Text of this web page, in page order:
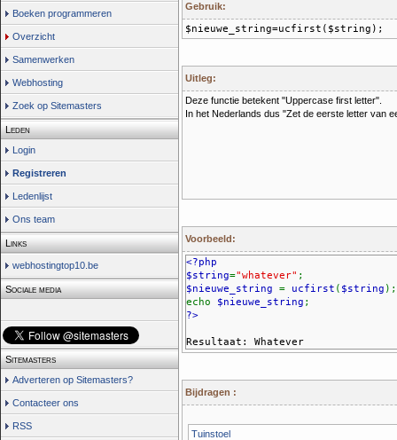
Boeken programmeren
Overzicht
Samenwerken
Webhosting
Zoek op Sitemasters
Leden
Login
Registreren
Ledenlijst
Ons team
Links
webhostingtop10.be
Sociale media
Sitemasters
Adverteren op Sitemasters?
Contacteer ons
RSS
Gebruik:
$nieuwe_string=ucfirst($string);
Uitleg:
Deze functie betekent "Uppercase first letter".
In het Nederlands dus "Zet de eerste letter van
Voorbeeld:
<?php
$string="whatever" ;
$nieuwe_string = ucfirst ( $string );
echo $nieuwe_string ;
?>
Resultaat: Whatever
Bijdragen :
Tuinstoel